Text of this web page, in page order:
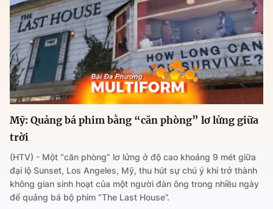
Mỹ: Quảng bá phim bằng “căn phòng” lơ lửng giữa
trời
(HTV) - Một “căn phòng” lơ lửng ở độ cao khoảng 9 mét giữa
đại lộ Sunset, Los Angeles, Mỹ, thu hút sự chú ý khi trở thành
không gian sinh hoạt của một người đàn ông trong nhiều ngày
để quảng bá bộ phim “The Last House”.